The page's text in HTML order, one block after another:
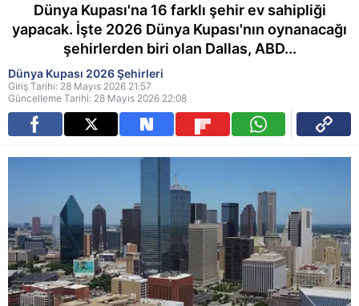
Dünya Kupası'na 16 farklı şehir ev sahipliği
yapacak. İşte 2026 Dünya Kupası'nın oynanacağı
şehirlerden biri olan Dallas, ABD...
Dünya Kupası 2026 Şehirleri
Giriş Tarihi: 28 Mayıs 2026 21:57
Güncelleme Tarihi: 28 Mayıs 2026 22:08